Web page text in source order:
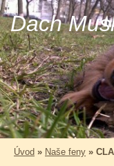
Dach
Úvod » Naše feny »